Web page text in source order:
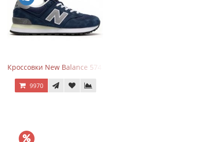
Кроссовки New Balance 574 Classic Blue Grey
9970